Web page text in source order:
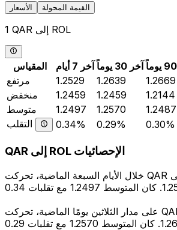
الأسعار القيمة المحولة
1 QAR إلى ROL
المقياس آخر 7 أيام آخر 30 يوماً
مرتفع
1.2529 1.2639
1.2669
منخفض
1.2459 1.2459
1.2144
متوسط
1.2497 1.2570
1.2487
التقلب
0.34% 0.29% 0.30%
QAR إلى ROL الإحصائيات
خلال الأيام السبعة الماضية، تحركت QAR إلى ROL بين 1.2459 و
على مدار الثلاثين يومًا الماضية، تحركت QAR إلى ROL بين